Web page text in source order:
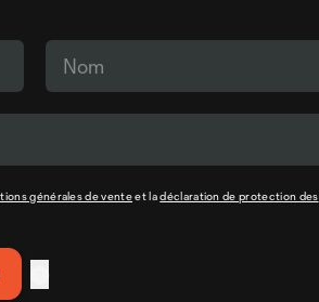
générales de venteet ladéclaration de protection des